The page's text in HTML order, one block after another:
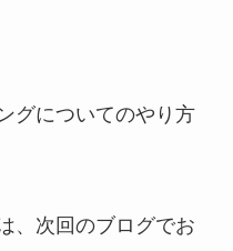
グについてのやり方
、次回のブログでお